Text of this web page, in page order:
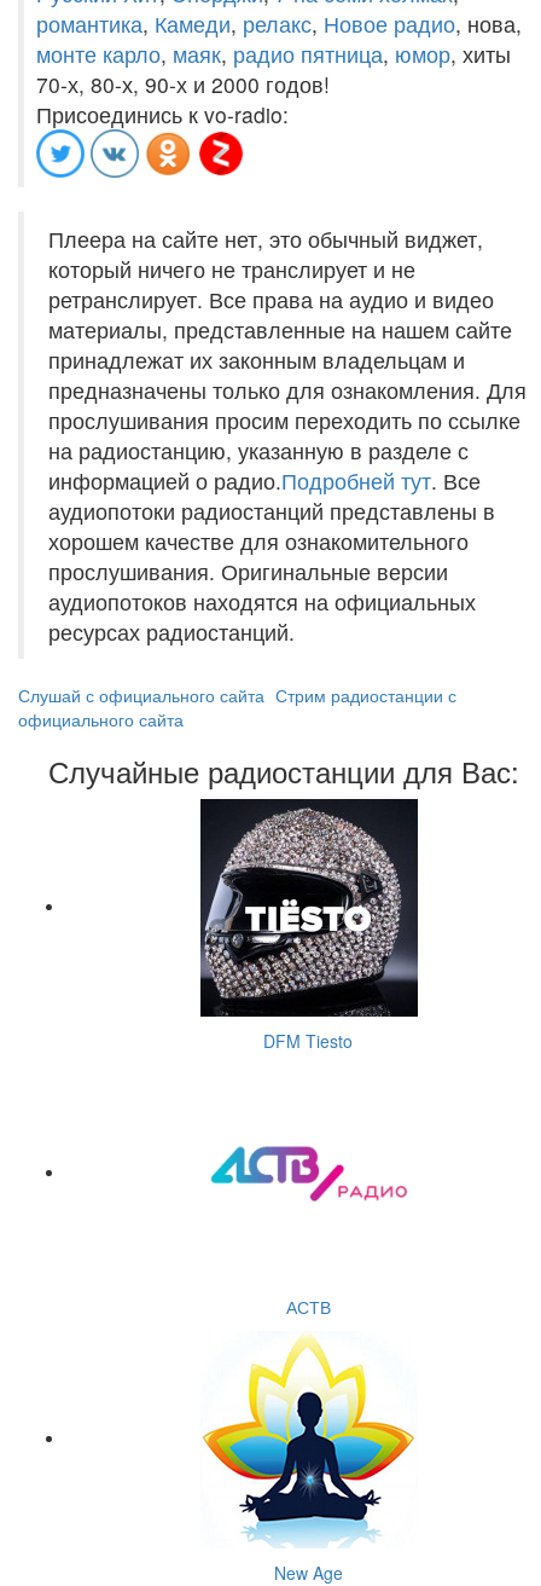
романтика, Камеди, релакс, Новое радио, нова,
монте карло, маяк, радио пятница, юмор, хиты
70-х, 80-х, 90-х и 2000 годов!
Присоединись к vo-radio:
Плеера на сайте нет, это обычный виджет,
который ничего не транслирует и не
ретранслирует. Все права на аудио и видео
материалы, представленные на нашем сайте
принадлежат их законным владельцам и
предназначены только для ознакомления. Для
прослушивания просим переходить по ссылке
на радиостанцию, указанную в разделе с
информацией о радио.Подробней тут. Все
аудиопотоки радиостанций представлены в
хорошем качестве для ознакомительного
прослушивания. Оригинальные версии
аудиопотоков находятся на официальных
ресурсах радиостанций.
Слушай с официального сайта Стрим радиостанции с
официального сайта
Случайные радиостанции для Вас:
DFM Tiesto
АСТВ
New Age